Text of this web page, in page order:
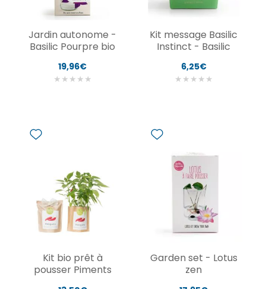
Jardin autonome -
Basilic Pourpre bio
19,96€
★ ★ ★ ★ ★
Kit message Basilic
Instinct - Basilic
6,25€
★ ★ ★ ★ ★
Kit bio prêt à
pousser Piments
Garden set - Lotus
zen